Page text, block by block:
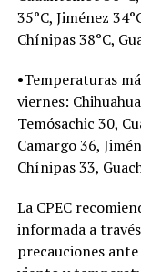
35°C, Jiménez
Chínipas 38°C,
•Temperaturas
viernes:
Temósachic 30,
Camargo 36,
Chínipas 33,
La CPEC
informada a
precauciones